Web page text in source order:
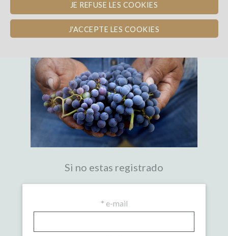
JE REFUSE LES COOKIES
J'ACCEPTE LES COOKIES
LA PRIMERA PLATAFORMA DE
CROWDFUNDING EXPERTA DEL VINO
Si no estas registrado
* e-mail